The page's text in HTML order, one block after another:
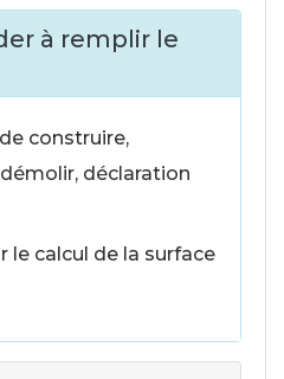
à remplir le
construire,
déclaration
le calcul de la surface